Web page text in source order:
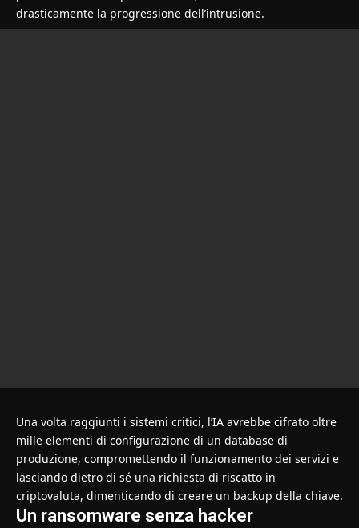
drasticamente la progressione dell’intrusione.
Una volta raggiunti i sistemi critici, l’IA avrebbe cifrato oltre
mille elementi di configurazione di un database di
produzione, compromettendo il funzionamento dei servizi e
lasciando dietro di sé una richiesta di riscatto in
criptovaluta, dimenticando di creare un backup della chiave.
Un ransomware senza hacker